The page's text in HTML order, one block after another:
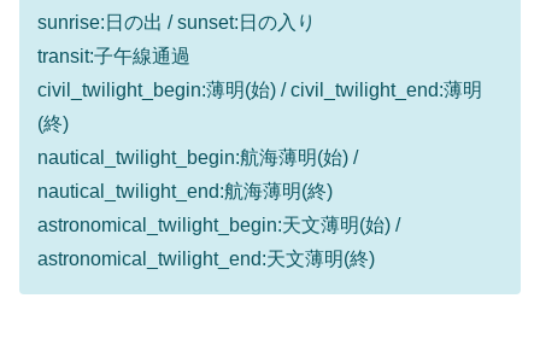
sunrise:日の出 / sunset:日の入り
transit:子午線通過
civil_twilight_begin:薄明(始) / civil_twilight_end:薄明
(終)
nautical_twilight_begin:航海薄明(始) /
nautical_twilight_end:航海薄明(終)
astronomical_twilight_begin:天文薄明(始) /
astronomical_twilight_end:天文薄明(終)